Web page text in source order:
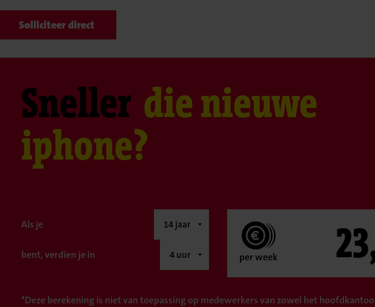
Solliciteer direct
Sneller die nieuwe
iphone?
Als je
bent, verdien je in per week
*Deze berekening is niet van toepassing op medewerkers van zowel het